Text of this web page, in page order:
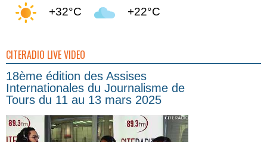
+32°C +22°C
CITERADIO LIVE VIDEO
18ème édition des Assises
Internationales du Journalisme de
Tours du 11 au 13 mars 2025